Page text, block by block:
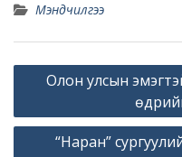
Мэндчилгээ
Post
navigation
Олон улсын
“Наран”